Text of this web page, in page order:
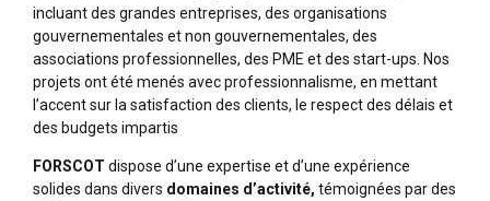
incluant des grandes entreprises, des organisations
gouvernementales et non gouvernementales, des
associations professionnelles, des PME et des start-ups. Nos
projets ont été menés avec professionnalisme, en mettant
l’accent sur la satisfaction des clients, le respect des délais et
des budgets impartis
FORSCOT dispose d’une expertise et d’une expérience
solides dans divers domaines d’activité, témoignées par des